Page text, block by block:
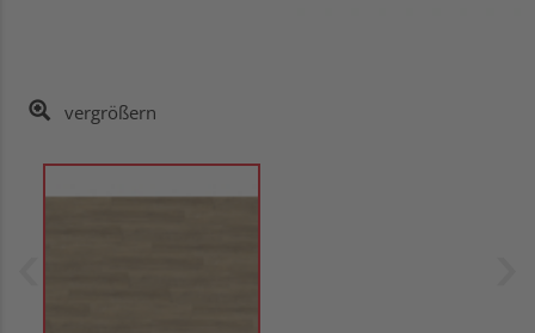
vergrößern